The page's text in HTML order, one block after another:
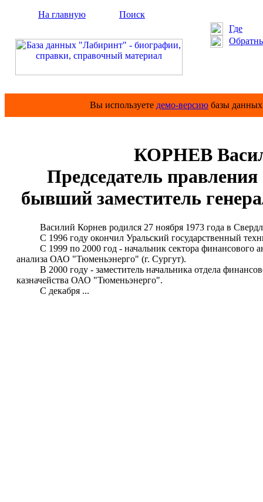
На главную
Поиск
Где
Вы используете демо-версию базы
КОРНЕВ
Председатель
бывший заместитель
Василий Корнев родился 27 ноября 1973 года в
С 1996 году окончил Уральский государственный
С 1999 по 2000 год - начальник сектора финансового
анализа ОАО "Тюменьэнерго" (г. Сургут).
В 2000 году - заместитель начальника отдела
казначейства ОАО "Тюменьэнерго".
С декабря ...